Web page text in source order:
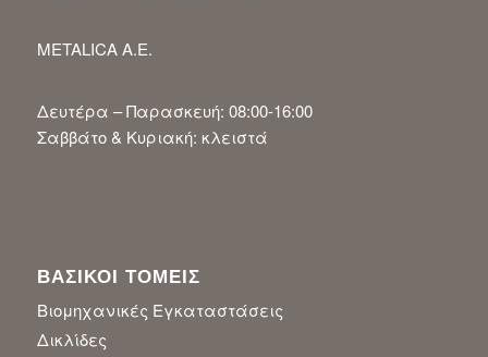
METALICA A.E.
Δευτέρα – Παρασκευή: 08:00-16:00
Σαββάτο & Κυριακή: κλειστά
ΒΑΣΙΚΟΙ ΤΟΜΕΙΣ
Βιομηχανικές Εγκαταστάσεις
Δικλίδες